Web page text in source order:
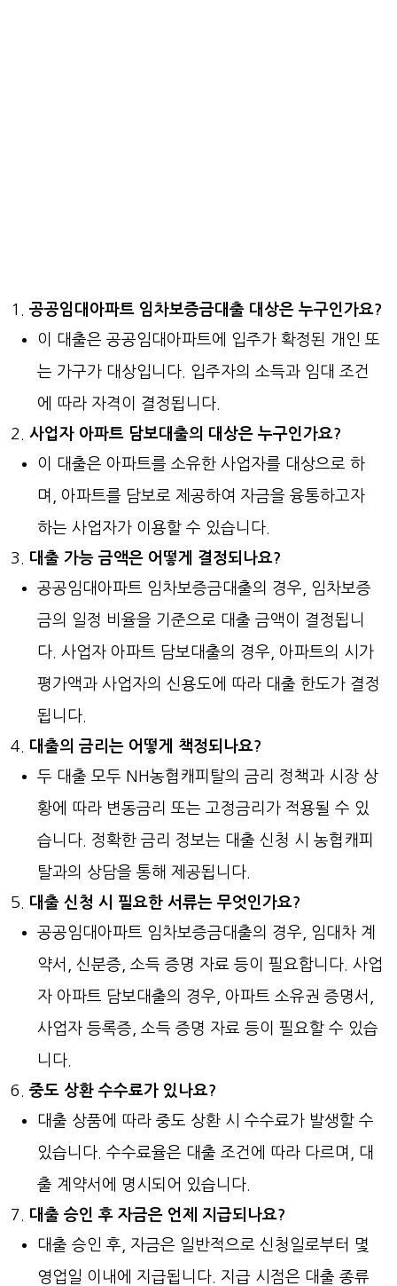
공공임대아파트 임차보증금대출 대상은 누구인가요?
이 대출은 공공임대아파트에 입주가 확정된 개인 또
는 가구가 대상입니다. 입주자의 소득과 임대 조건
에 따라 자격이 결정됩니다.
사업자 아파트 담보대출의 대상은 누구인가요?
이 대출은 아파트를 소유한 사업자를 대상으로 하
며, 아파트를 담보로 제공하여 자금을 융통하고자
하는 사업자가 이용할 수 있습니다.
대출 가능 금액은 어떻게 결정되나요?
공공임대아파트 임차보증금대출의 경우, 임차보증
금의 일정 비율을 기준으로 대출 금액이 결정됩니
다. 사업자 아파트 담보대출의 경우, 아파트의 시가
평가액과 사업자의 신용도에 따라 대출 한도가 결정
됩니다.
대출의 금리는 어떻게 책정되나요?
두 대출 모두 NH농협캐피탈의 금리 정책과 시장 상
황에 따라 변동금리 또는 고정금리가 적용될 수 있
습니다. 정확한 금리 정보는 대출 신청 시 농협캐피
탈과의 상담을 통해 제공됩니다.
대출 신청 시 필요한 서류는 무엇인가요?
공공임대아파트 임차보증금대출의 경우, 임대차 계
약서, 신분증, 소득 증명 자료 등이 필요합니다. 사업
자 아파트 담보대출의 경우, 아파트 소유권 증명서,
사업자 등록증, 소득 증명 자료 등이 필요할 수 있습
니다.
중도 상환 수수료가 있나요?
대출 상품에 따라 중도 상환 시 수수료가 발생할 수
있습니다. 수수료율은 대출 조건에 따라 다르며, 대
출 계약서에 명시되어 있습니다.
대출 승인 후 자금은 언제 지급되나요?
대출 승인 후, 자금은 일반적으로 신청일로부터 몇
영업일 이내에 지급됩니다. 지급 시점은 대출 종류